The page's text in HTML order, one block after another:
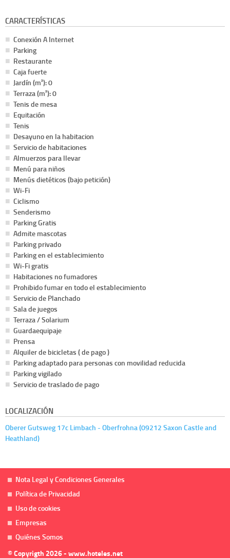
CARACTERÍSTICAS
Conexión A Internet
Parking
Restaurante
Caja fuerte
Jardín (m²): 0
Terraza (m²): 0
Tenis de mesa
Equitación
Tenis
Desayuno en la habitacion
Servicio de habitaciones
Almuerzos para llevar
Menú para niños
Menús dietéticos (bajo petición)
Wi-Fi
Ciclismo
Senderismo
Parking Gratis
Admite mascotas
Parking privado
Parking en el establecimiento
Wi-Fi gratis
Habitaciones no fumadores
Prohibido fumar en todo el establecimiento
Servicio de Planchado
Sala de juegos
Terraza / Solarium
Guardaequipaje
Prensa
Alquiler de bicicletas ( de pago )
Parking adaptado para personas con movilidad reducida
Parking vigilado
Servicio de traslado de pago
LOCALIZACIÓN
Oberer Gutsweg 17c Limbach - Oberfrohna (09212 Saxon Castle and
Heathland)
Nota Legal y Condiciones Generales
Política de Privacidad
Uso de cookies
Empresas
Quiénes Somos
© Copyrigth 2026 - www.hoteles.net